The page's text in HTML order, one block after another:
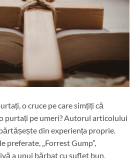
o cruce pe care simțiți că
purtați pe umeri? Autorul articolului
din experiența proprie.
preferate, „Forrest Gump”,
a unui bărbat cu suflet bun,